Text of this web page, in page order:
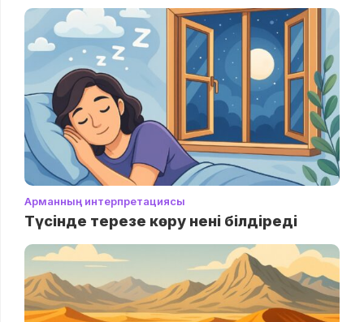
Арманның интерпретациясы
Түсінде терезе көру нені білдіреді